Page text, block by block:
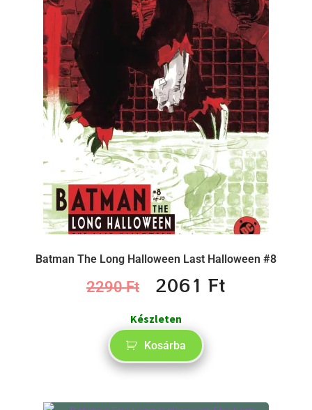
Batman The Long Halloween Last Halloween #8
2290Ft 2061 Ft
Készleten
Kosárba